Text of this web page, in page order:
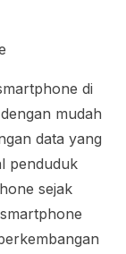
di
mudah
data yang
penduduk
sejak